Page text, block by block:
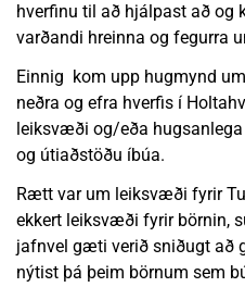
hverfinu til að hjálpast að og
varðandi hreinna og fegurra
Einnig kom upp hugmynd
neðra og efra hverfis í
leiksvæði og/eða
og útiaðstöðu íbúa.
Rætt var um leiksvæði fyrir
ekkert leiksvæði fyrir börnin,
jafnvel gæti verið sniðugt að
nýtist þá þeim börnum sem